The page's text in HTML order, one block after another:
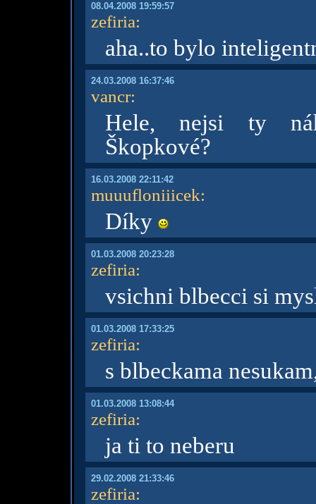
08.04.2008 19:59:57
zefiria:
aha..to bylo
24.03.2008 16:37:46
vancr:
Hele, nejsi ty
Škopkové?
16.03.2008 22:11:42
muuufloniiicek:
Díky
01.03.2008 20:23:28
zefiria:
vsichni blbecci si
01.03.2008 17:33:25
zefiria:
s blbeckama
01.03.2008 13:08:44
zefiria:
ja ti to neberu
29.02.2008 21:33:46
zefiria: